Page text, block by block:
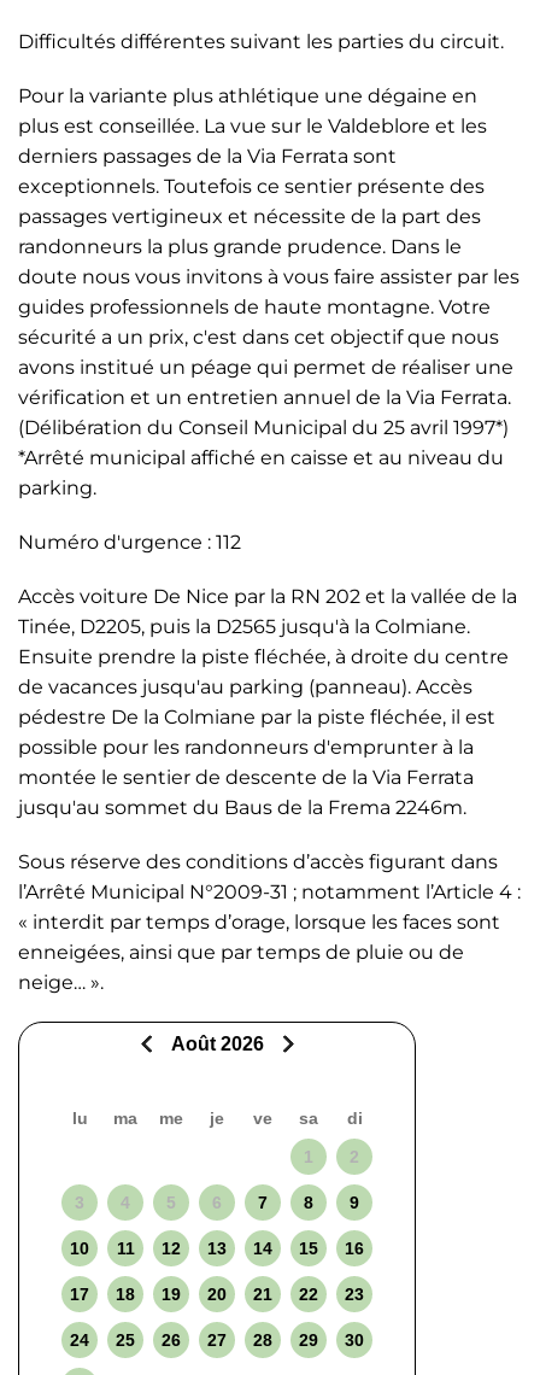
Difficultés différentes suivant les parties du circuit.
Pour la variante plus athlétique une dégaine en
plus est conseillée. La vue sur le Valdeblore et les
derniers passages de la Via Ferrata sont
exceptionnels. Toutefois ce sentier présente des
passages vertigineux et nécessite de la part des
randonneurs la plus grande prudence. Dans le
doute nous vous invitons à vous faire assister par les
guides professionnels de haute montagne. Votre
sécurité a un prix, c'est dans cet objectif que nous
avons institué un péage qui permet de réaliser une
vérification et un entretien annuel de la Via Ferrata.
(Délibération du Conseil Municipal du 25 avril 1997*)
*Arrêté municipal affiché en caisse et au niveau du
parking.
Numéro d'urgence : 112
Accès voiture De Nice par la RN 202 et la vallée de la
Tinée, D2205, puis la D2565 jusqu'à la Colmiane.
Ensuite prendre la piste fléchée, à droite du centre
de vacances jusqu'au parking (panneau). Accès
pédestre De la Colmiane par la piste fléchée, il est
possible pour les randonneurs d'emprunter à la
montée le sentier de descente de la Via Ferrata
jusqu'au sommet du Baus de la Frema 2246m.
Sous réserve des conditions d’accès figurant dans
l’Arrêté Municipal N°2009-31 ; notamment l’Article 4 :
« interdit par temps d’orage, lorsque les faces sont
enneigées, ainsi que par temps de pluie ou de
neige… ».
Août 2026
lu ma me je ve sa
di
1
2
3 4 5 6 7 8 9
10 11 12 13 14 15 16
17 18 19 20 21 22 23
24 25 26 27 28 29 30